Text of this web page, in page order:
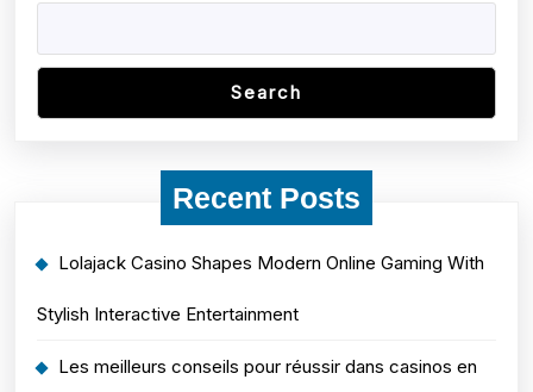
Search
Recent Posts
Lolajack Casino Shapes Modern Online Gaming With
Stylish Interactive Entertainment
Les meilleurs conseils pour réussir dans casinos en